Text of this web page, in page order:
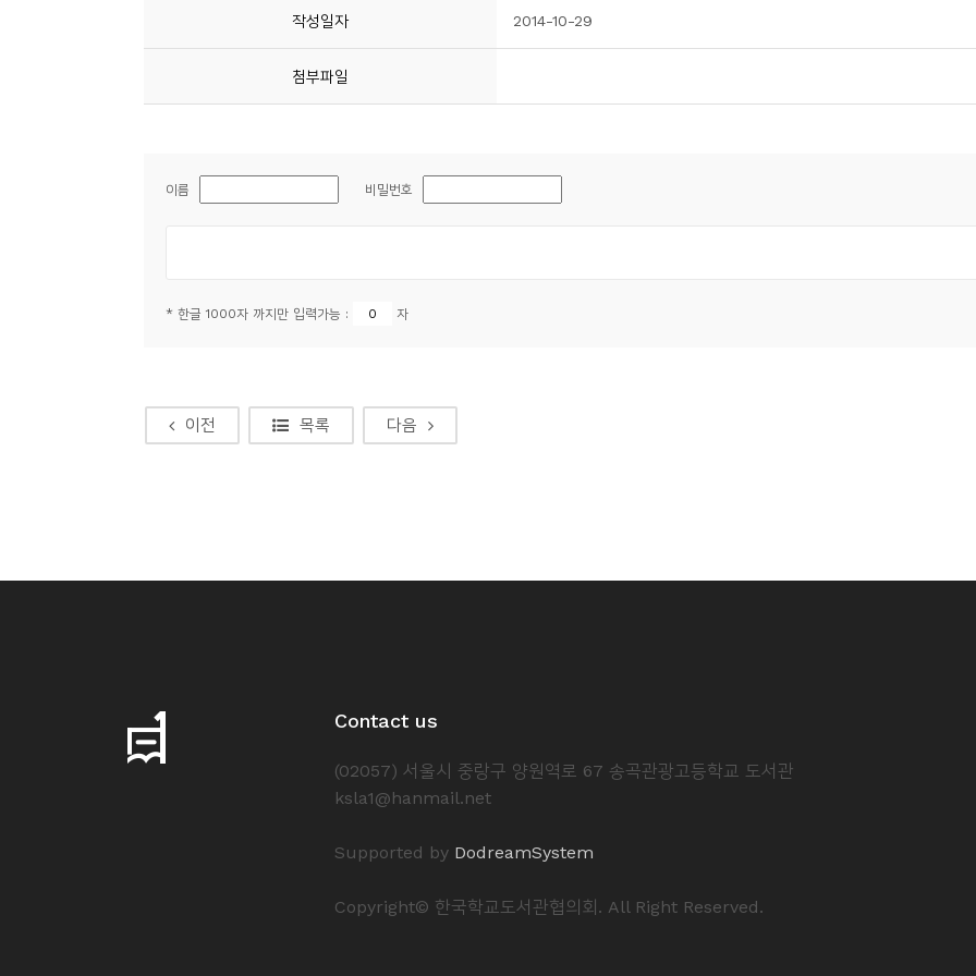
작성일자 2014-10-29
첨부파일
이름 비밀번호
* 한글 1000자 까지만 입력가능 : 자
이전 목록 다음
Contact us
(02057) 서울시 중랑구 양원역로 67 송곡관광고등학교 도서관
ksla1@hanmail.net
Supported by DodreamSystem
Copyright© 한국학교도서관협의회. All Right Reserved.